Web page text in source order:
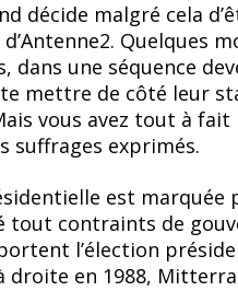
décide malgré cela
Quelques
dans une séquence
mettre de côté leur
vous avez tout à
suffrages exprimés.
est marquée
tout contraints de
l’élection
droite en 1988,